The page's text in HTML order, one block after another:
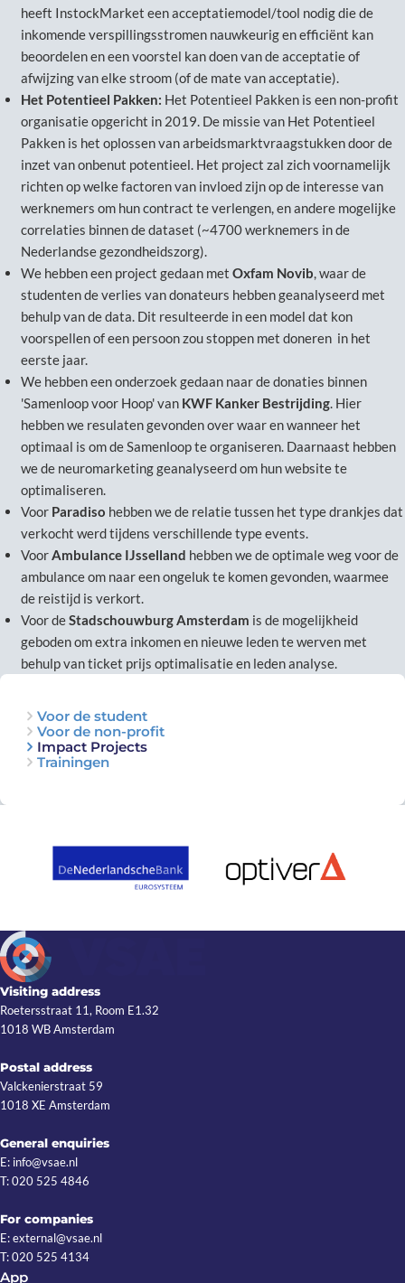
heeft InstockMarket een acceptatiemodel/tool ​​nodig die de
inkomende verspillingsstromen nauwkeurig en efficiënt kan
beoordelen en een voorstel kan doen van de acceptatie of
afwijzing van elke stroom (of de mate van acceptatie).
Het Potentieel Pakken: Het Potentieel Pakken is een non-profit
organisatie opgericht in 2019. De missie van Het Potentieel
Pakken is het oplossen van arbeidsmarktvraagstukken door de
inzet van onbenut potentieel. Het project zal zich voornamelijk
richten op welke factoren van invloed zijn op de interesse van
werknemers om hun contract te verlengen, en andere mogelijke
correlaties binnen de dataset (~4700 werknemers in de
Nederlandse gezondheidszorg).
We hebben een project gedaan met Oxfam Novib , waar de
studenten de verlies van donateurs hebben geanalyseerd met
behulp van de data. Dit resulteerde in een model dat kon
voorspellen of een persoon zou stoppen met doneren in het
eerste jaar.
We hebben een onderzoek gedaan naar de donaties binnen
'Samenloop voor Hoop' van KWF Kanker Bestrijding. Hier
hebben we resulaten gevonden over waar en wanneer het
optimaal is om de Samenloop te organiseren. Daarnaast hebben
we de neuromarketing geanalyseerd om hun website te
optimaliseren.
Voor Paradiso hebben we de relatie tussen het type drankjes dat
verkocht werd tijdens verschillende type events.
Voor Ambulance IJsselland hebben we de optimale weg voor de
ambulance om naar een ongeluk te komen gevonden, waarmee
de reistijd is verkort.
Voor deStadschouwburg Amsterdam is de mogelijkheid
geboden om extra inkomen en nieuwe leden te werven met
behulp van ticket prijs optimalisatie en leden analyse.
Voor de student
Voor de non-profit
Impact Projects
Trainingen
Visiting address
Roetersstraat 11, Room E1.32
1018 WB Amsterdam
Postal address
Valckenierstraat 59
1018 XE Amsterdam
General enquiries
E: info@vsae.nl
T: 020 525 4846
For companies
E: external@vsae.nl
T: 020 525 4134
App